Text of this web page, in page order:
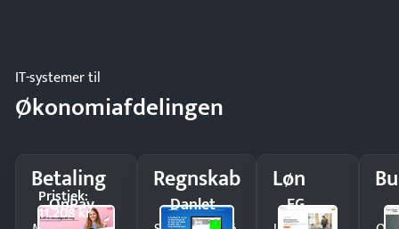
IT-systemer til
Økonomiafdelingen
Betaling
OnPay
Pristjek:
11.208 kr
Regnskab
Danlet
Løn
EG